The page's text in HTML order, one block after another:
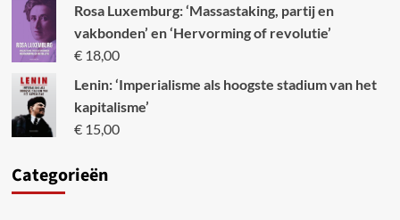
Rosa Luxemburg: ‘Massastaking, partij en
vakbonden’ en ‘Hervorming of revolutie’
€18,00
Lenin: ‘Imperialisme als hoogste stadium van het
kapitalisme’
€15,00
Categorieën